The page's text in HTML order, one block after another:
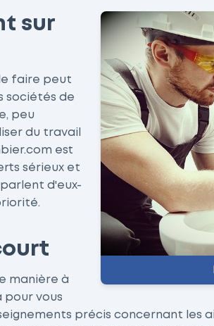
sur
faire peut
sociétés de
peu
du travail
est
sérieux et
d'eux-
manière à
pour vous
précis concernant les